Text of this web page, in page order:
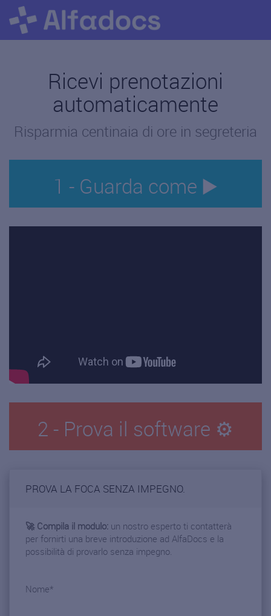
Ricevi prenotazioni
automaticamente
Risparmia centinaia di ore in segreteria
1 - Guarda come ▶️
2 - Prova il software ⚙️
PROVA LA FOCA SENZA IMPEGNO.
🚀 Compila il modulo: un nostro esperto ti contatterà
per fornirti una breve introduzione ad AlfaDocs e la
possibilità di provarlo senza impegno.
Nome*